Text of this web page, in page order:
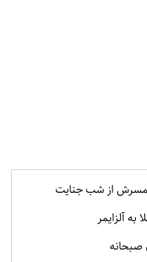
همسرش از شب جنایت
به آلزایمر
صبحانه